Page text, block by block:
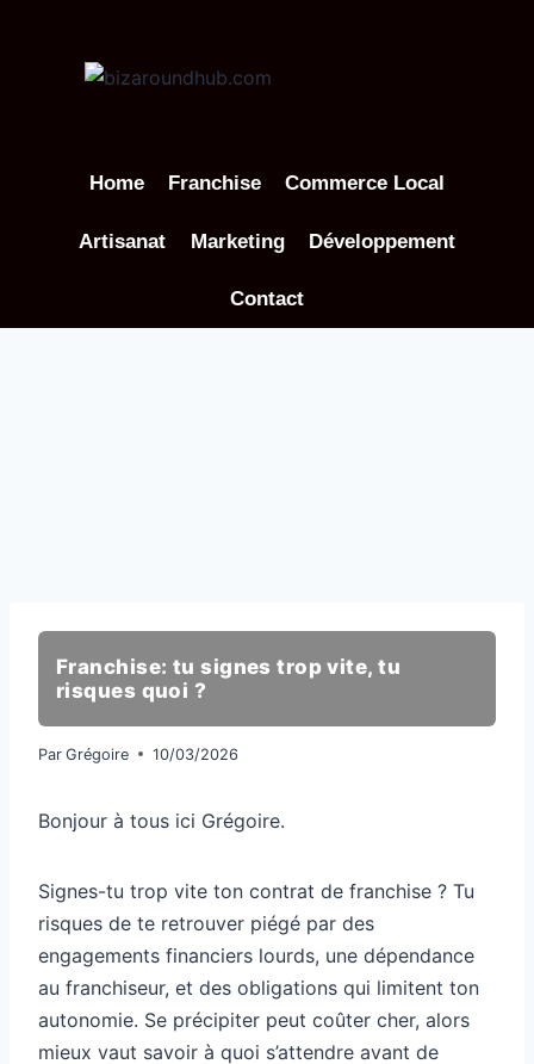
Home Franchise Commerce Local
Artisanat Marketing Développement
Contact
Franchise: tu signes trop vite, tu
risques quoi ?
Par Grégoire 10/03/2026
Bonjour à tous ici Grégoire.
Signes-tu trop vite ton contrat de franchise ? Tu
risques de te retrouver piégé par des
engagements financiers lourds, une dépendance
au franchiseur, et des obligations qui limitent ton
autonomie. Se précipiter peut coûter cher, alors
mieux vaut savoir à quoi s’attendre avant de